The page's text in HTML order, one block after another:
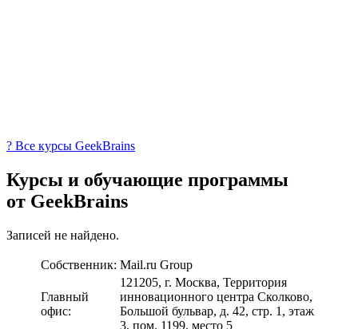
? Все курсы GeekBrains
Курсы и обучающие программы
от GeekBrains
Записей не найдено.
Собственник: Mail.ru Group
Главный
офис:
121205, г. Москва, Территория
инновационного центра Сколково,
Большой бульвар, д. 42, стр. 1, этаж
3, пом. 1199, место 5